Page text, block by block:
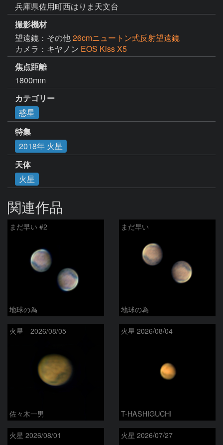
兵庫県佐用町西はりま天文台
撮影機材
望遠鏡：その他26cmニュートン式反射望遠鏡
カメラ：キヤノン EOS Kiss X5
焦点距離
1800mm
カテゴリー
惑星
特集
2018年 火星
天体
火星
関連作品
まだ早い #2
地球の為
まだ早い
地球の為
火星 2026/08/05
佐々木一男
火星 2026/08/04
T-HASHIGUCHI
火星 2026/08/01 火星 2026/07/27